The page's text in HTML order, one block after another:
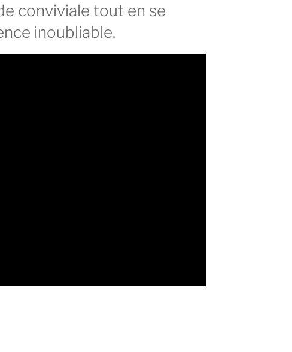
conviviale tout en se
inoubliable.